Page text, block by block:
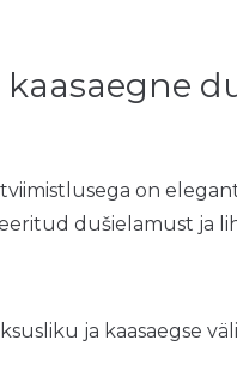
on
dušielamust ja
ja kaasaegse